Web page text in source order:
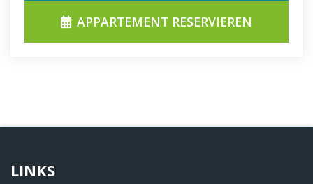
APPARTEMENT RESERVIEREN
LINKS